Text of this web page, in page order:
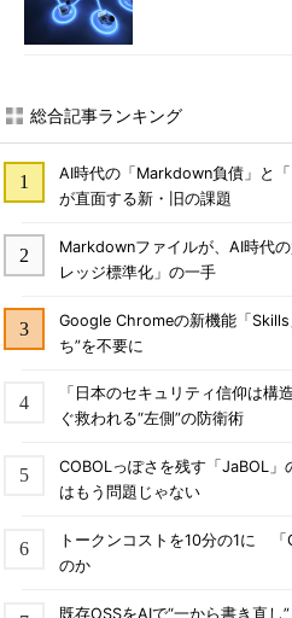
総合記事ランキング
AI時代の「Markdown負債」と
が直面する新・旧の課題
Markdownファイルが、AI時代
レッジ標準化」の一手
Google Chromeの新機能「
ち”を不要に
「日本のセキュリティ信仰は
ぐ救われる“左側”の防衛術
COBOLっぽさを残す「JaBOL
はもう問題じゃない
トークンコストを10分の1に
のか
既存OSSをAIで“一から書き直